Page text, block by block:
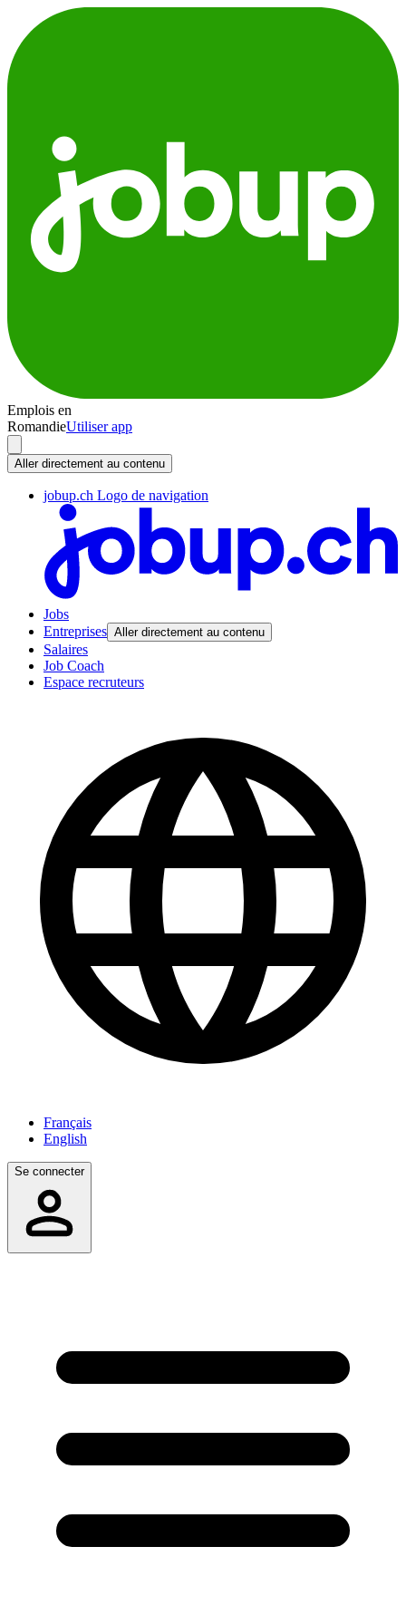
Emplois en
RomandieUtiliser app
Aller directement au contenu
jobup.ch Logo de navigation
Jobs
Entreprises Aller directement au contenu
Salaires
Job Coach
Espace recruteurs
Français
English
Se connecter